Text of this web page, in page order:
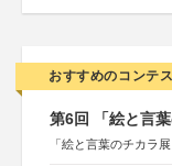
おすすめのコンテ
第6回 「絵と言葉
「絵と言葉のチカラ